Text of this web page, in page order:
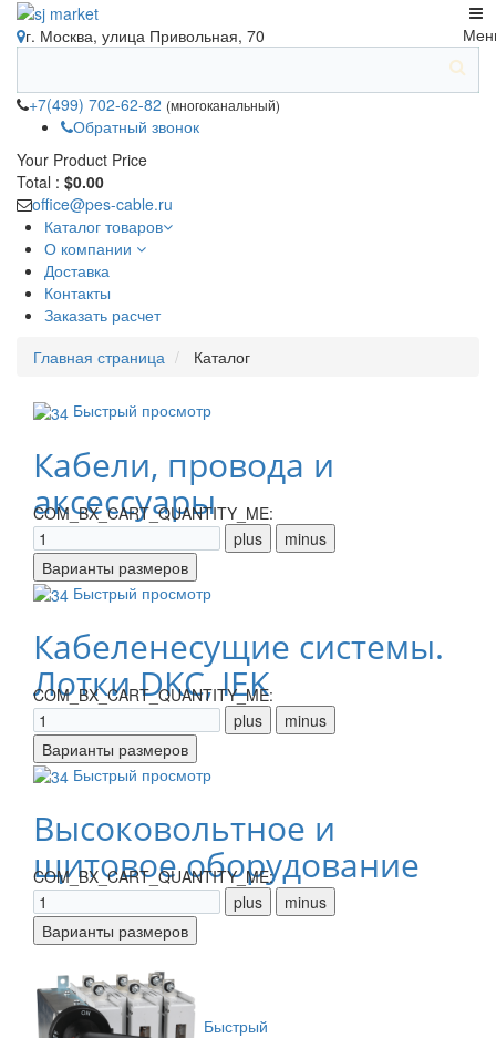
г. Москва, улица Привольная, 70
+7(499) 702-62-82 (многоканальный)
Обратный звонок
Your Product Price
Total : $0.00
office@pes-cable.ru
Каталог товаров
О компании
Доставка
Контакты
Заказать расчет
Главная страница Каталог
Быстрый просмотр
Кабели, провода и
аксессуары
COM_BX_CART_QUANTITY_ME:
Быстрый просмотр
Кабеленесущие системы.
Лотки DKC, IEK
COM_BX_CART_QUANTITY_ME:
Быстрый просмотр
Высоковольтное и
щитовое оборудование
COM_BX_CART_QUANTITY_ME:
Быстрый